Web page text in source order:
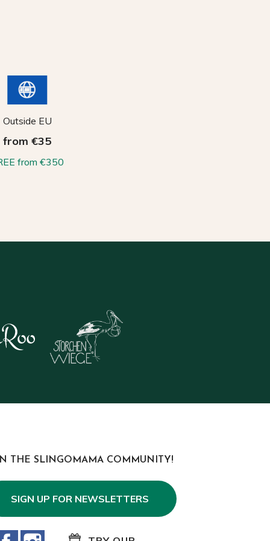
Outside EU
from €35
from €350
THE SLINGOMAMA COMMUNITY!
SIGN UP FOR NEWSLETTERS
FacebookInstagram